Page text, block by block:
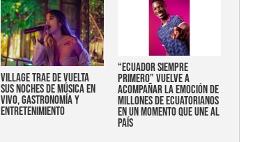
Village trae de vuelta
sus noches de música en
vivo, gastronomía y
entretenimiento
“Ecuador siempre
primero” vuelve a
acompañar la emoción de
millones de ecuatorianos
en un momento que une al
país